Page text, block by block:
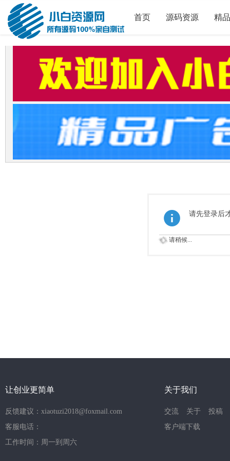
首页 源码资源 精
请先登录后
请稍候...
让创业更简单
反馈建议：xiaotuzi2018@foxmail.com
客服电话：
工作时间：周一到周六
关于我们
交流 关于
投稿
客户端下载